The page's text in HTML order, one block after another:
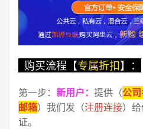
购买流程【专属折扣】：
第一步： 新用户： 提供（公
邮箱）我们发（注册连接）
证。